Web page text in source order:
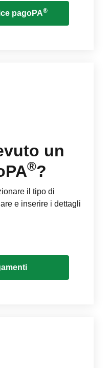
pagoPA®
un
®?
il tipo di
e inserire i dettagli